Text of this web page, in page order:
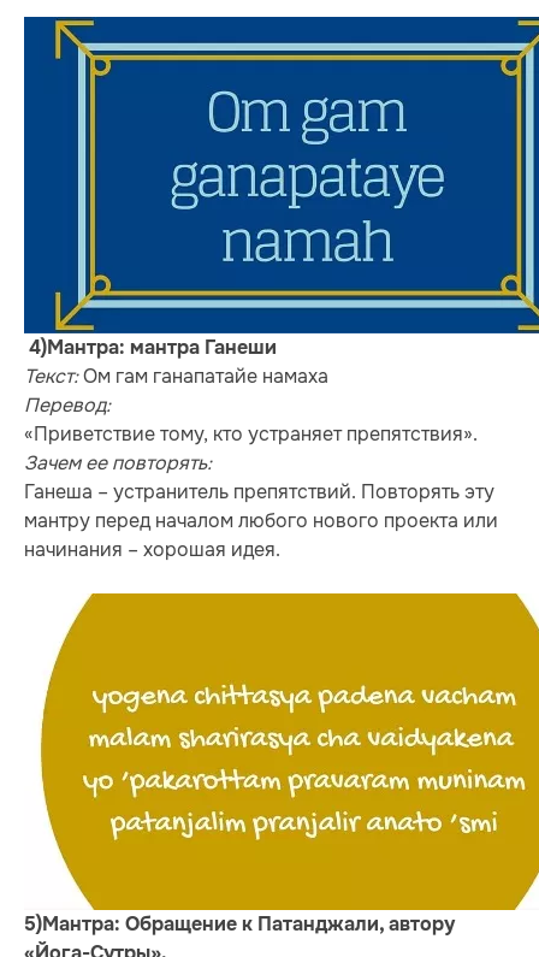
4)Мантра: мантра Ганеши
Текст:Ом гам ганапатайе намаха
Перевод:
«Приветствие тому, кто устраняет препятствия».
Зачем ее повторять:
Ганеша – устранитель препятствий. Повторять эту
мантру перед началом любого нового проекта или
начинания – хорошая идея.
5)Мантра: Обращение к Патанджали, автору